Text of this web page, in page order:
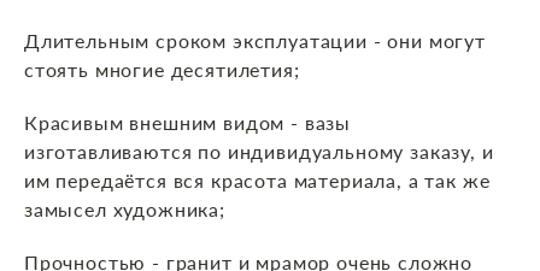
Длительным сроком эксплуатации - они могут
стоять многие десятилетия;
Красивым внешним видом - вазы
изготавливаются по индивидуальному заказу, и
им передаётся вся красота материала, а так же
замысел художника;
Прочностью - гранит и мрамор очень сложно